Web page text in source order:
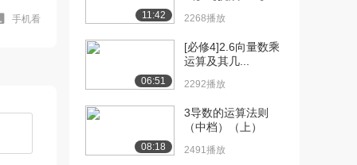
手机看
预备知识（七）
[8] 清华大学《微积分》：
函数的极限（一...
[9] 清华大学《微积分》：
函数的极限（二...
11:42 2268播放
06:51
[必修4]2.6向量数乘
运算及其几...
2292播放
08:18
3导数的运算法则
（中档）（上）
2491播放